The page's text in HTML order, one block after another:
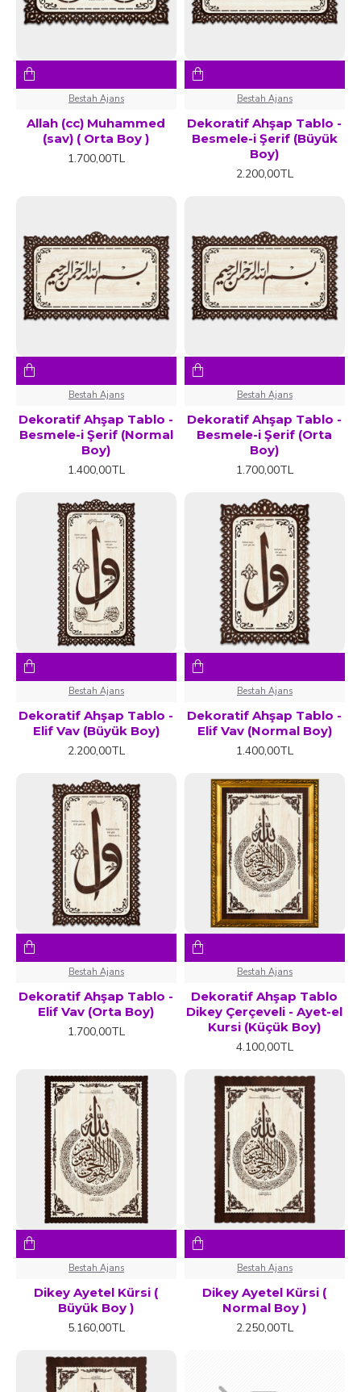
Bestah Ajans
Allah (cc) Muhammed
(sav) ( Orta Boy )
1.700,00TL
Bestah Ajans
Dekoratif Ahşap Tablo -
Besmele-i Şerif (Büyük
Boy)
2.200,00TL
Bestah Ajans
Dekoratif Ahşap Tablo -
Besmele-i Şerif (Normal
Boy)
1.400,00TL
Bestah Ajans
Dekoratif Ahşap Tablo -
Besmele-i Şerif (Orta
Boy)
1.700,00TL
Bestah Ajans
Dekoratif Ahşap Tablo -
Elif Vav (Büyük Boy)
2.200,00TL
Bestah Ajans
Dekoratif Ahşap Tablo -
Elif Vav (Normal Boy)
1.400,00TL
Bestah Ajans
Dekoratif Ahşap Tablo -
Elif Vav (Orta Boy)
1.700,00TL
Bestah Ajans
Dekoratif Ahşap Tablo
Dikey Çerçeveli - Ayet-el
Kursi (Küçük Boy)
4.100,00TL
Bestah Ajans
Dikey Ayetel Kürsi (
Büyük Boy )
5.160,00TL
Bestah Ajans
Dikey Ayetel Kürsi (
Normal Boy )
2.250,00TL